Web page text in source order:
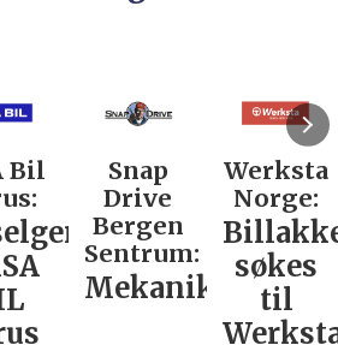
Bil
Snap
Drive
Bergen
Sentrum:
Mekaniker
Werksta
Norge:
søkes
til